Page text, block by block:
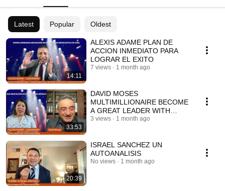
Latest Popular Oldest
14:11
ALEXIS ADAME PLAN DE
ACCION INMEDIATO PARA
LOGRAR EL EXITO
7 views 1 month ago
33:53
DAVID MOSES
MULTIMILLIONAIRE BECOME
A GREAT LEADER WITH
CONSISTENCY AND
3 views 1 month ago
20:39
ISRAEL SANCHEZ UN
AUTOANALISIS
No views 1 month ago